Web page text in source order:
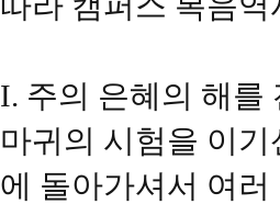
I. 주의 은혜의 해를
마귀의 시험을 이
에 돌아가셔서 여